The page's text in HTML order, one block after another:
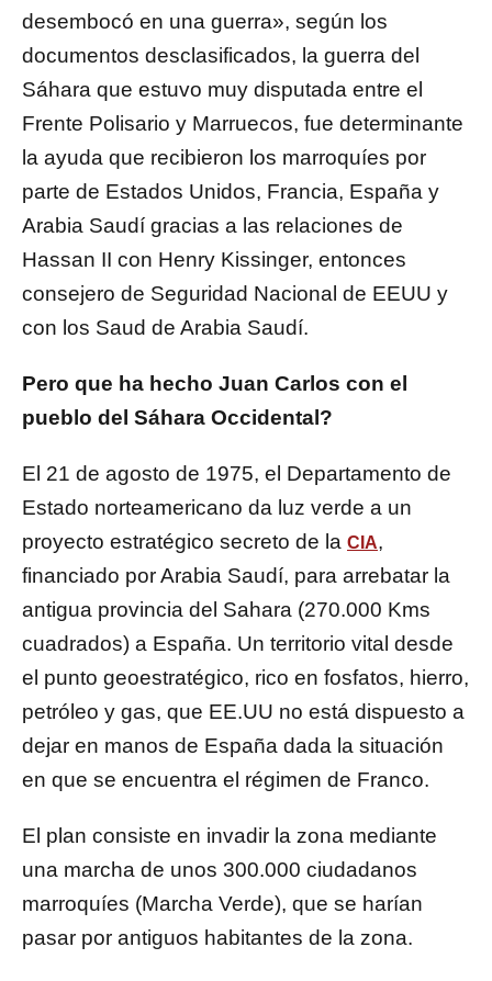
desembocó en una guerra», según los
documentos desclasificados, la guerra del
Sáhara que estuvo muy disputada entre el
Frente Polisario y Marruecos, fue determinante
la ayuda que recibieron los marroquíes por
parte de Estados Unidos, Francia, España y
Arabia Saudí gracias a las relaciones de
Hassan II con Henry Kissinger, entonces
consejero de Seguridad Nacional de EEUU y
con los Saud de Arabia Saudí.
Pero que ha hecho Juan Carlos con el
pueblo del Sáhara Occidental?
El 21 de agosto de 1975, el Departamento de
Estado norteamericano da luz verde a un
proyecto estratégico secreto de la CIA,
financiado por Arabia Saudí, para arrebatar la
antigua provincia del Sahara (270.000 Kms
cuadrados) a España. Un territorio vital desde
el punto geoestratégico, rico en fosfatos, hierro,
petróleo y gas, que EE.UU no está dispuesto a
dejar en manos de España dada la situación
en que se encuentra el régimen de Franco.
El plan consiste en invadir la zona mediante
una marcha de unos 300.000 ciudadanos
marroquíes (Marcha Verde), que se harían
pasar por antiguos habitantes de la zona.